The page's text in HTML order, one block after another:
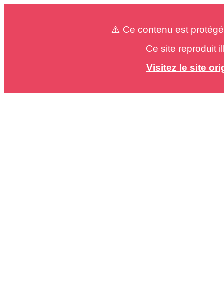
⚠️ Ce contenu est
Ce site reproduit
Visitez le site